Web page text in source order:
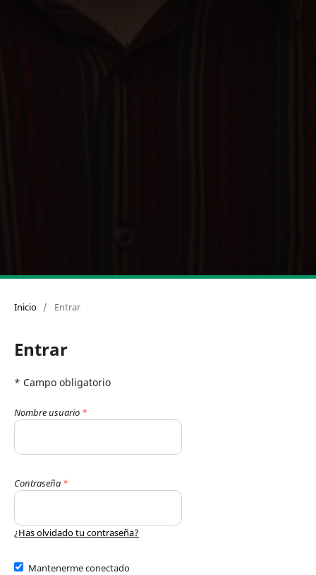
Inicio / Entrar
Entrar
* Campo obligatorio
Nombre usuario *
Contraseña *
¿Has olvidado tu contraseña?
Mantenerme conectado